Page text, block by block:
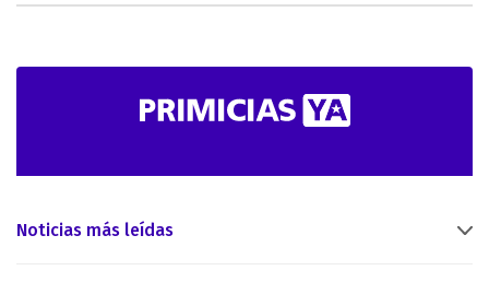
Noticias más leídas